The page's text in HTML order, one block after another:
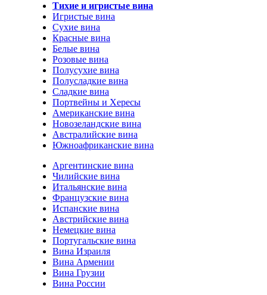
Тихие и игристые вина
Игристые вина
Сухие вина
Красные вина
Белые вина
Розовые вина
Полусухие вина
Полусладкие вина
Сладкие вина
Портвейны и Хересы
Американские вина
Новозеландские вина
Австралийские вина
Южноафриканские вина
Аргентинские вина
Чилийские вина
Итальянские вина
Французские вина
Испанские вина
Австрийские вина
Немецкие вина
Португальские вина
Вина Израиля
Вина Армении
Вина Грузии
Вина России